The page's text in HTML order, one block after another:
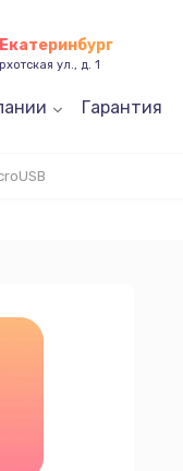
ул., д. 1
Гарантия